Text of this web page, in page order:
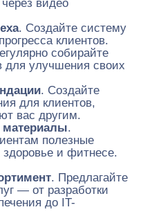
видео
. Создайте систему
клиентов.
собирайте
для улучшения своих
. Создайте
для клиентов,
вас другим.
материалы.
полезные
и фитнесе.
. Предлагайте
— от разработки
до IT-